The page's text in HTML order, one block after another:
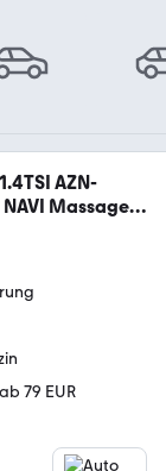
AZN-
Massage
79 EUR